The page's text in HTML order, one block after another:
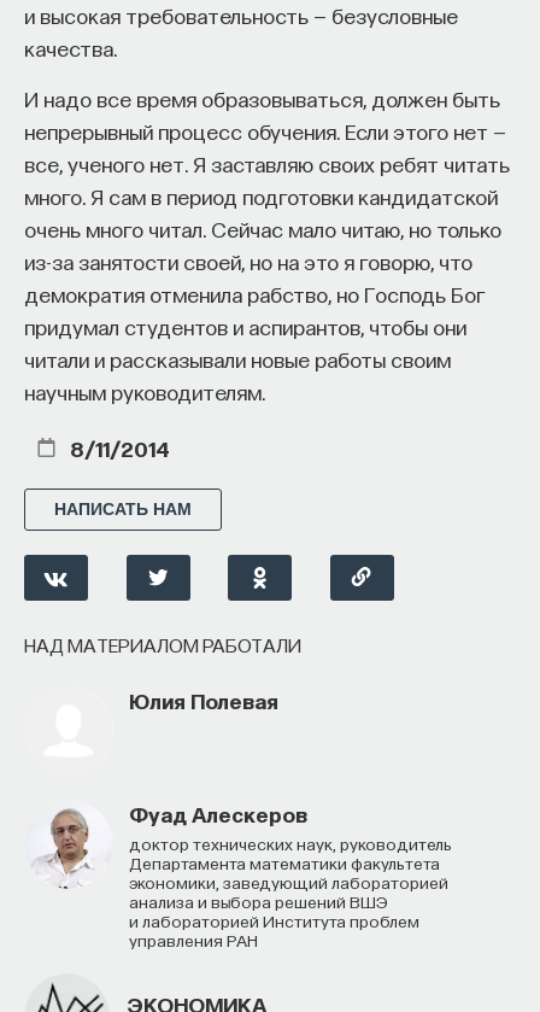
и высокая требовательность — безусловные
качества.
И надо все время образовываться, должен быть
непрерывный процесс обучения. Если этого нет —
все, ученого нет. Я заставляю своих ребят читать
много. Я сам в период подготовки кандидатской
очень много читал. Сейчас мало читаю, но только
из-за занятости своей, но на это я говорю, что
демократия отменила рабство, но Господь Бог
придумал студентов и аспирантов, чтобы они
читали и рассказывали новые работы своим
научным руководителям.
8/11/2014
НАПИСАТЬ НАМ
НАД МАТЕРИАЛОМ РАБОТАЛИ
Юлия Полевая
Фуад Алескеров
доктор технических наук, руководитель
Департамента математики факультета
экономики, заведующий лабораторией
анализа и выбора решений ВШЭ
и лабораторией Института проблем
управления РАН
ЭКОНОМИКА